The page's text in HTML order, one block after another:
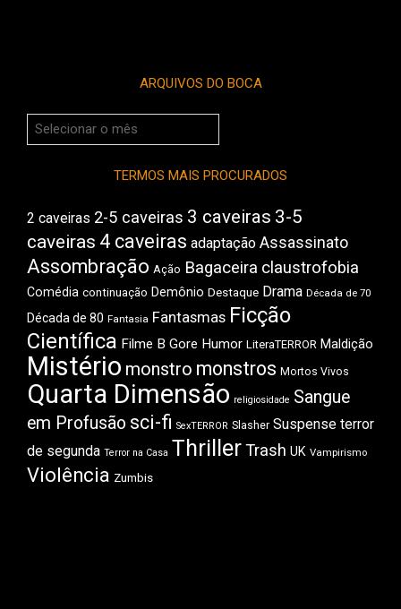
ARQUIVOS DO BOCA
Arquivos
do
TERMOS MAIS PROCURADOS
2 caveiras 2-5 caveiras 3 caveiras 3-5
caveiras 4 caveiras adaptação Assassinato
Assombração Ação Bagaceira claustrofobia
Comédia continuação Demônio Destaque Drama Década de 70
Década de 80 Fantasia Fantasmas Ficção
Científica Filme B Gore Humor LiteraTERROR Maldição
Mistério monstro monstros Mortos Vivos
Quarta Dimensão religiosidade Sangue
em Profusão sci-fi SexTERROR Slasher Suspense terror
de segunda Terror na Casa ThrillerTrash UK Vampirismo
Violência Zumbis